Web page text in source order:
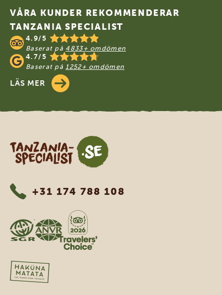
VÅRA KUNDER REKOMMENDERAR
TANZANIA SPECIALIST
4.9/5
Baserat på 4833+ omdömen
4.7/5
Baserat på 1252+ omdömen
LÄS MER
Tanzania Specialist
+31 174 788 108